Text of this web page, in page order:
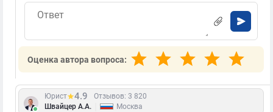
Оценка автора вопроса:
Юрист 4.9
Отзывов: 3 820
Швайцер А.А.
Москва